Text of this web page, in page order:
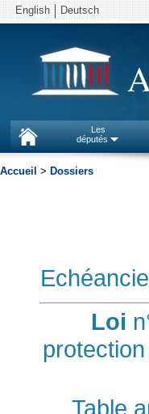
English Deutsch
Les
députés
Accueil > Dossiers
Loi
Table